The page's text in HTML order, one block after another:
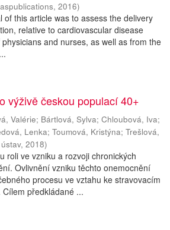
, 2016)
of this article was to assess the delivery
relative to cardiovascular disease
and nurses, as well as from the
výživě českou populací 40+
Valérie; Bártlová, Sylva; Chloubová, Iva;
Lenka; Toumová, Kristýna; Trešlová,
, 2018)
roli ve vzniku a rozvoji chronických
Ovlivnění vzniku těchto onemocnění
procesu ve vztahu ke stravovacím
předkládané ...